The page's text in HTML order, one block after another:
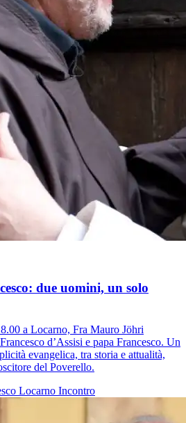
due uomini, un solo
a Locarno, Fra Mauro Jöhri
d’Assisi e papa Francesco. Un
evangelica, tra storia e attualità,
del Poverello.
Locarno Incontro